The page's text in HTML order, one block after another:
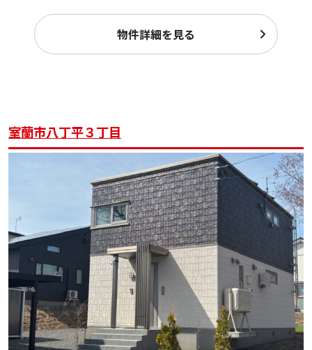
物件詳細を見る
室蘭市八丁平３丁目